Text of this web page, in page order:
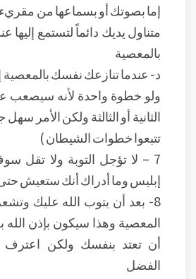
إما بصوتك أو بسماعها من
متناول يديك دائماً لتستمع
بالمعصية
د- عندما تنازعك نفسك بالمعصية
ولو خطوة واحدة لأنه سيصعب
الثانية أو الثالثة ولكن الأمر سهل
تتبعوا خطوات الشيطان )
7 – لا تؤجل التوبة ولا تقل
إبليس وما أدراك أنك ستعيش
8- بعد أن يتوب الله عليك
المعصية وهذا سيكون بإذن الله
أن تعتد بنفسك ولكن
الفضل